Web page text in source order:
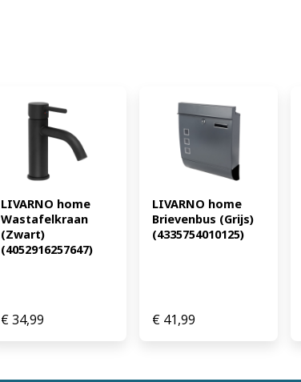
Materiaal: spaanplaat
cm Gewicht: ca. 39 kg
LIVARNO home
Wastafelkraan
(Zwart)
(4052916257647)
€34,99
LIVARNO home
Brievenbus (Grijs)
(4335754010125)
€41,99